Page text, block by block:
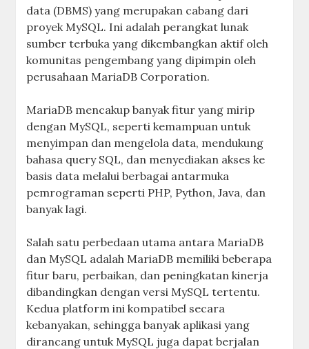
data (DBMS) yang merupakan cabang dari
proyek MySQL. Ini adalah perangkat lunak
sumber terbuka yang dikembangkan aktif oleh
komunitas pengembang yang dipimpin oleh
perusahaan MariaDB Corporation.
MariaDB mencakup banyak fitur yang mirip
dengan MySQL, seperti kemampuan untuk
menyimpan dan mengelola data, mendukung
bahasa query SQL, dan menyediakan akses ke
basis data melalui berbagai antarmuka
pemrograman seperti PHP, Python, Java, dan
banyak lagi.
Salah satu perbedaan utama antara MariaDB
dan MySQL adalah MariaDB memiliki beberapa
fitur baru, perbaikan, dan peningkatan kinerja
dibandingkan dengan versi MySQL tertentu.
Kedua platform ini kompatibel secara
kebanyakan, sehingga banyak aplikasi yang
dirancang untuk MySQL juga dapat berjalan